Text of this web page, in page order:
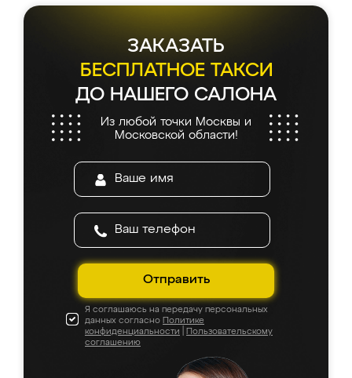
ЗАКАЗАТЬ
БЕСПЛАТНОЕ ТАКСИ
ДО НАШЕГО САЛОНА
Из любой точки Москвы и
Московской области!
Отправить
Я соглашаюсь на передачу персональных
данных согласно Политике
конфиденциальности
Пользовательскому
соглашению